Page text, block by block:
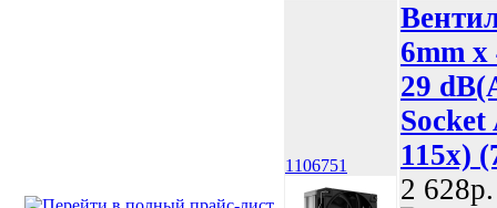
1106751
6mm x
29
115x)
2 628p.